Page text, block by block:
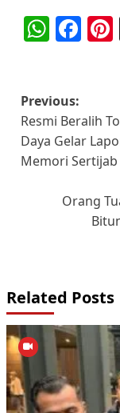
Post
Previous:
Resmi Beralih
Daya Gelar
Memori Sertijab
Orang
Related Posts